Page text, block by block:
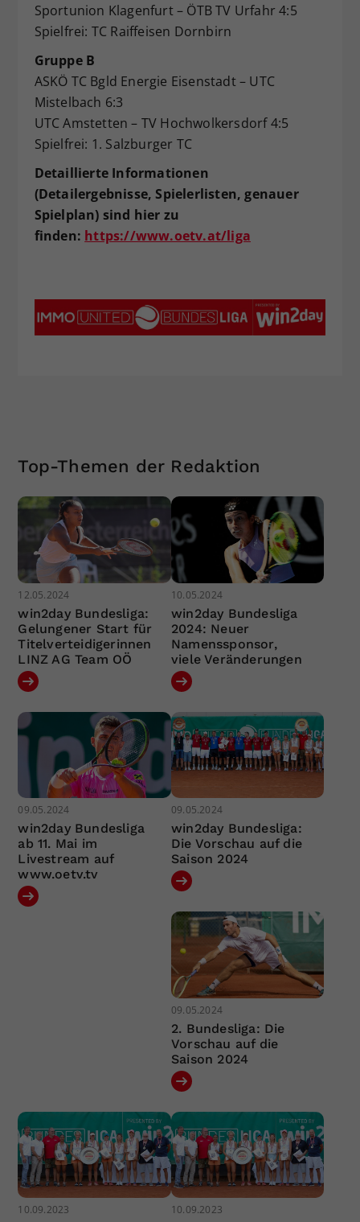
Sportunion Klagenfurt – ÖTB TV Urfahr 4:5
Spielfrei: TC Raiffeisen Dornbirn
Gruppe B
ASKÖ TC Bgld Energie Eisenstadt – UTC
Mistelbach 6:3
UTC Amstetten – TV Hochwolkersdorf 4:5
Spielfrei: 1. Salzburger TC
Detaillierte Informationen
(Detailergebnisse, Spielerlisten, genauer
Spielplan) sind hier zu
finden: https://www.oetv.at/liga
Top-Themen der Redaktion
12.05.2024
win2day Bundesliga:
Gelungener Start für
Titelverteidigerinnen
LINZ AG Team OÖ
10.05.2024
win2day Bundesliga
2024: Neuer
Namenssponsor,
viele Veränderungen
09.05.2024
win2day Bundesliga
ab 11. Mai im
Livestream auf
www.oetv.tv
09.05.2024
win2day Bundesliga:
Die Vorschau auf die
Saison 2024
09.05.2024
2. Bundesliga: Die
Vorschau auf die
Saison 2024
10.09.2023 10.09.2023